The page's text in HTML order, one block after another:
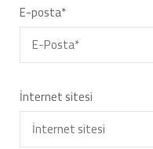
E-posta*
İnternet sitesi